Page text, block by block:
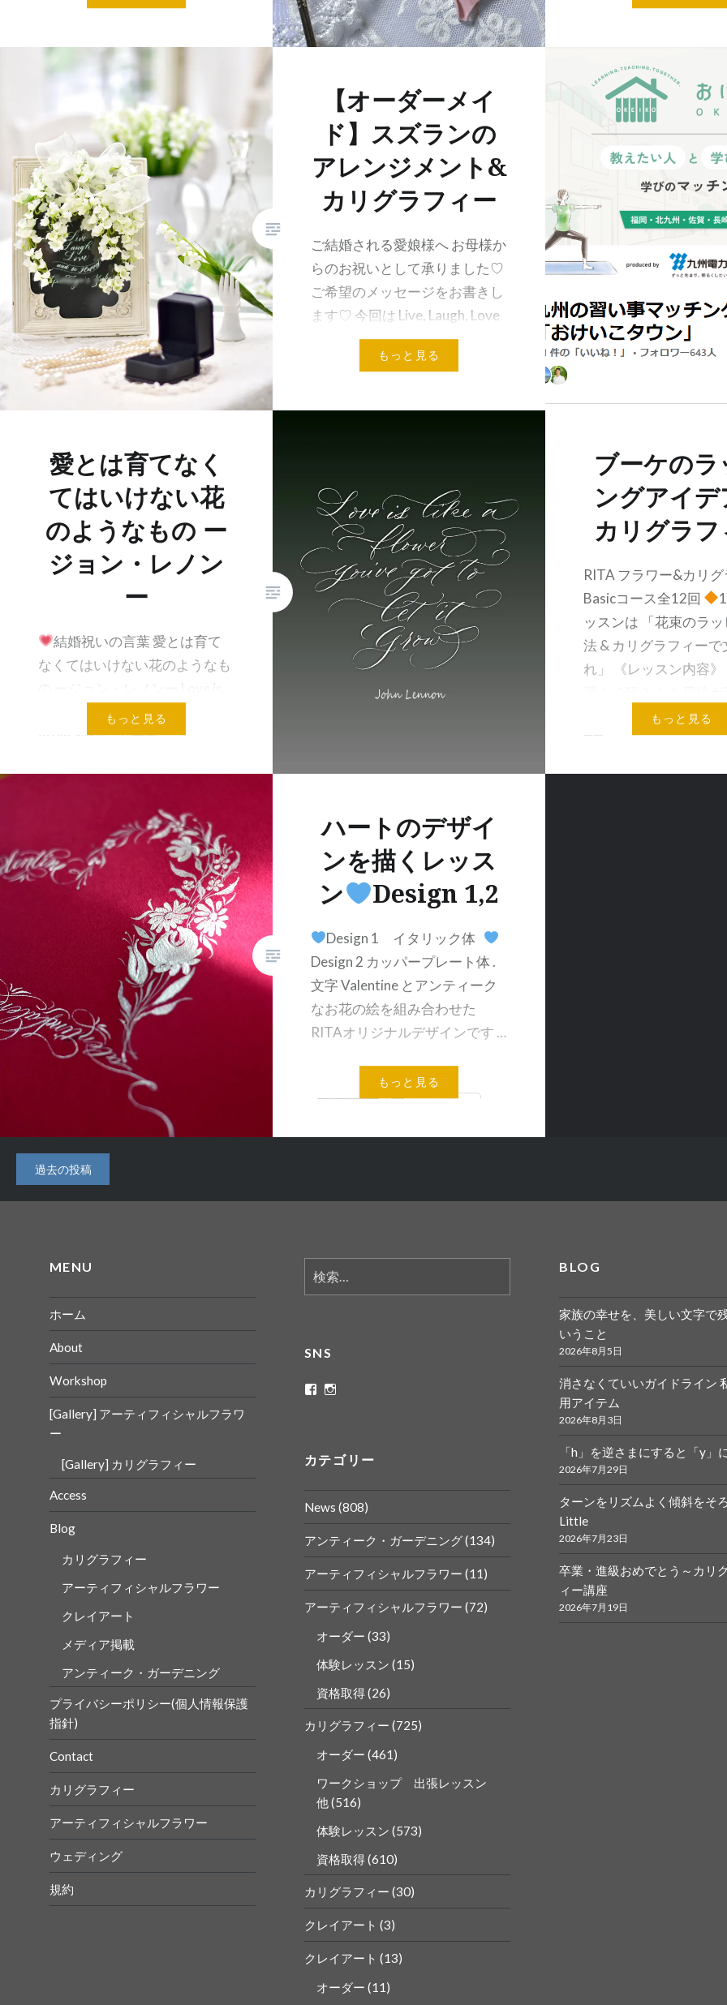
【オーダーメイ
ド】スズランの
アレンジメント&
カリグラフィー
ご結婚される愛娘様へ お母様か
らのお祝いとして承りました♡
ご希望のメッセージをお書きし
ます♡ 今回は Live, Laugh, Love
and be Happy 新郎名&新婦名 海
外のウェディングでも 好まれ…
もっと見る
共有:
愛とは育てなく
てはいけない花
のようなもの ー
ジョン・レノン
ー
結婚祝いの言葉 愛とは育て
なくてはいけない花のようなも
の ージョン・レノンー Love is
like a flower you’ve got to let it
grow. 確かにガーデニ…
もっと見る
ブーケのラ
ングアイ
カリグラフ
RITA フラワー&カリ
Basicコース全12回
ッスンは 「花束のラ
法 & カリグラフィーで
れ」 《レッスン内容》
もっと見る
共有:
ハートのデザイ
ンを描くレッス
ン
Design 1,2
Design 1 イタリック体
Design 2 カッパープレート体 .
文字 Valentine とアンティーク
なお花の絵を組み合わせた
RITAオリジナルデザインです …
もっと見る
メールアドレス
投
稿
過去の投稿
MENU
ホーム
About
Workshop
[Gallery] アーティフィシャルフラワ
ー
[Gallery] カリグラフィー
Access
Blog
カリグラフィー
アーティフィシャルフラワー
クレイアート
メディア掲載
アンティーク・ガーデニング
プライバシーポリシー(個人情報保護
指針)
Contact
カリグラフィー
アーティフィシャルフラワー
ウェディング
規約
索:
BLOG
家族の幸せを、美しい文字で
いうこと
2026年8月5日
消さなくていいガイドライン
用アイテム
2026年8月3日
「h」を逆さまにすると「y」
2026年7月29日
ターンをリズムよく傾斜をそ
Little
2026年7月23日
卒業・進級おめでとう～カリ
ィー講座
2026年7月19日
SNS
ritaflower.calligraphy
ロ
フ
ー
ル
で
表
示
rita_ym
ロ
フ
ー
ル
で
表
示
カテゴリー
News (808)
アンティーク・ガーデニング(134)
アーティフィシャルフラワー (11)
アーティフィシャルフラワー (72)
オーダー (33)
体験レッスン (15)
資格取得(26)
カリグラフィー (725)
オーダー (461)
ワークショップ 出張レッスン
他(516)
体験レッスン (573)
資格取得(610)
カリグラフィー (30)
クレイアート (3)
クレイアート (13)
オーダー (11)